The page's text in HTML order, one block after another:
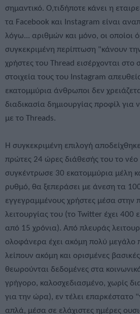
σημαντικό. Ο,τιδήποτε κάνει η
τα Facebook και Instagram είναι
λόγω... αριθμών και μόνο, οι οποίοι
συγκεκριμένη περίπτωση "κάνουν
χρήστες του Thread εισέρχονται στο
στοιχεία τους του Instagram
εκατομμύρια άνθρωποι δεν
διαδικασία δημιουργίας προφίλ
με το Threads.
Η συγκεκριμένη επιλογή
πρώτες 24 ώρες διάθεσής του το νέο
συγκέντρωσε 30 εκατομμύρια μέλη
ρυθμό, θα ξεπεράσει με άνεση τα
εγγεγραμμένους χρήστες μέσα
λειτουργίας του (το Twitter έχει 400
από 15 χρόνια). Από πλευράς
ολοφάνερα έχει ακόμη πολύ μεγάλο
λείπουν ακόμη και ορισμένες
θεωρούνται δεδομένες στα
γρήγορο, καλοσχεδιασμένο, χωρίς
για την ώρα), εν τέλει επαρκέστατο
απλά, μέσα σε ελάχιστες ημέρες